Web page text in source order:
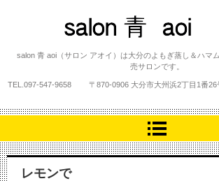
salon 青 aoi
salon 青 aoi（サロン アオイ）は大分のよもぎ蒸し＆ハマ
売サロンです。
TEL. 097-547-9658 〒870-0906 大分市大州浜2丁目
レモンで